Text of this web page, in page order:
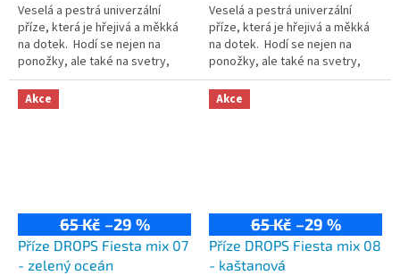
Veselá a pestrá univerzální
příze, která je hřejivá a měkká
na dotek. Hodí se nejen na
ponožky, ale také na svetry,
kardigany či čepice! Složení:
75% vlna, 25% polyamid...
Veselá a pestrá univerzální
příze, která je hřejivá a měkká
na dotek. Hodí se nejen na
ponožky, ale také na svetry,
kardigany či čepice! Složení:
75% vlna, 25% polyamid...
Akce
65 Kč –29 %
Příze DROPS Fiesta mix 07
- zelený oceán
Akce
65 Kč –29 %
Příze DROPS Fiesta mix 08
- kaštanová